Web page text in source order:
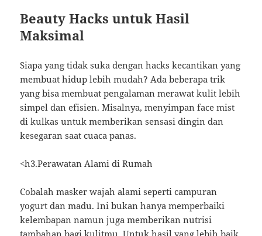
Beauty Hacks untuk Hasil
Maksimal
Siapa yang tidak suka dengan hacks kecantikan yang
membuat hidup lebih mudah? Ada beberapa trik
yang bisa membuat pengalaman merawat kulit lebih
simpel dan efisien. Misalnya, menyimpan face mist
di kulkas untuk memberikan sensasi dingin dan
kesegaran saat cuaca panas.
<h3.Perawatan Alami di Rumah
Cobalah masker wajah alami seperti campuran
yogurt dan madu. Ini bukan hanya memperbaiki
kelembapan namun juga memberikan nutrisi